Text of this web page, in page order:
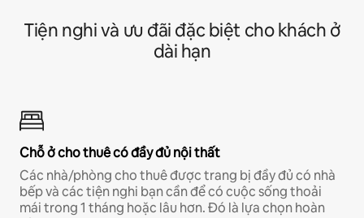
Tiện nghi và ưu đãi đặc biệt cho khách ở
dài hạn
Chỗ ở cho thuê có đầy đủ nội thất
Các nhà/phòng cho thuê được trang bị đầy đủ có nhà
bếp và các tiện nghi bạn cần để có cuộc sống thoải
mái trong 1 tháng hoặc lâu hơn. Đó là lựa chọn hoàn